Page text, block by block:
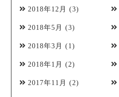
2018年12月 (3)
2018年5月 (3)
2018年3月 (1)
2018年1月 (2)
2017年11月 (2)